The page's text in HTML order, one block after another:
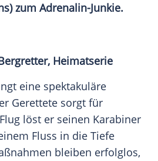
zum Adrenalin-Junkie.
Heimatserie
eine spektakuläre
Gerettete sorgt für
löst er seinen Karabiner
Fluss in die Tiefe
bleiben erfolglos,